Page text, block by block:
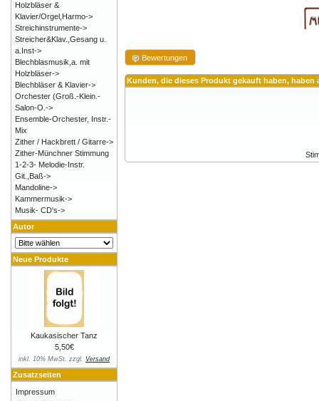
Bewertungen
Kunden, die dieses Produkt gekauft haben,
Holzbläser &
Klavier/Orgel,Harmo->
Streichinstrumente->
Streicher&Klav.,Gesang u.
a.Inst->
Blechblasmusik,a. mit
Holzbläser->
Blechbläser & Klavier->
Orchester (Groß.-Klein.-
Salon-O.->
Ensemble-Orchester, Instr.-
Mix
Zither / Hackbrett / Gitarre->
Zither-Münchner Stimmung
1-2-3- Melodie-Instr.
Git.,Baß->
Mandoline->
Kammermusik->
Musik- CD's->
Autor
Neue Produkte
Kaukasischer Tanz
5,50€
inkl. 10% MwSt. zzgl. Versand
Zusatzseiten
Impressum